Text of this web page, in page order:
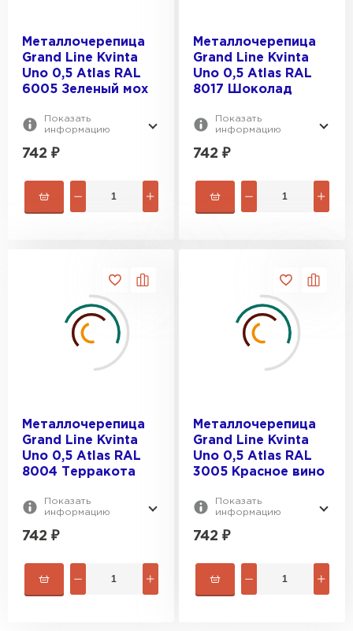
Металлочерепица
Grand Line Kvinta
Uno 0,5 Atlas RAL
6005 Зеленый мох
Показать
информацию
742 ₽
Металлочерепица
Grand Line Kvinta
Uno 0,5 Atlas RAL
8017 Шоколад
Показать
информацию
742 ₽
Металлочерепица
Grand Line Kvinta
Uno 0,5 Atlas RAL
8004 Терракота
Показать
информацию
742 ₽
Металлочерепица
Grand Line Kvinta
Uno 0,5 Atlas RAL
3005 Красное вино
Показать
информацию
742 ₽